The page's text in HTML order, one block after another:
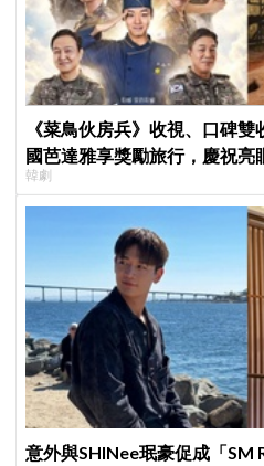
《菜鳥伙房兵》收視、口碑
國芭達雅享獎勵旅行，慶祝亮
韓劇
意外與SHINee珉豪促成「SM